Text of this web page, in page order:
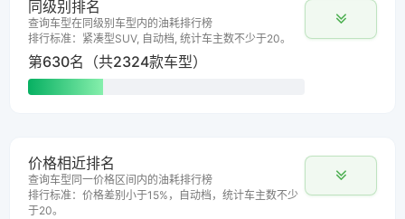
同级别排名
查询车型在同级别车型内的油耗排行榜
排行标准：紧凑型SUV, 自动档, 统计车主数不少于20。
第630名（共2324款车型）
价格相近排名
查询车型同一价格区间内的油耗排行榜
排行标准：价格差别小于15%，自动档，统计车主数不少
于20。